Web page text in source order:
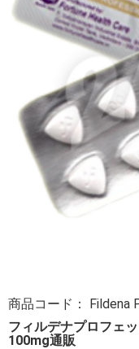
商品コード： Fildena
フィルデナプロフェ
100mg通販